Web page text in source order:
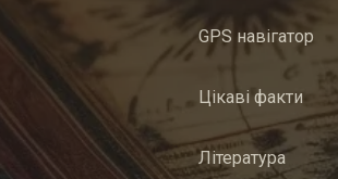
GPS навігатор
Цікаві факти
Література